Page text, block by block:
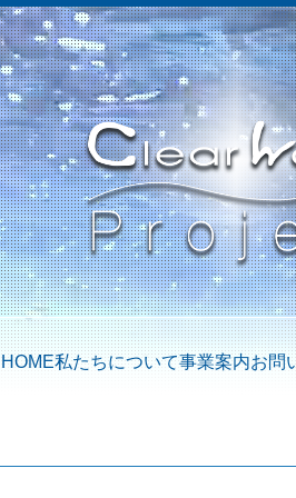
HOME私たちについて事業案内お問